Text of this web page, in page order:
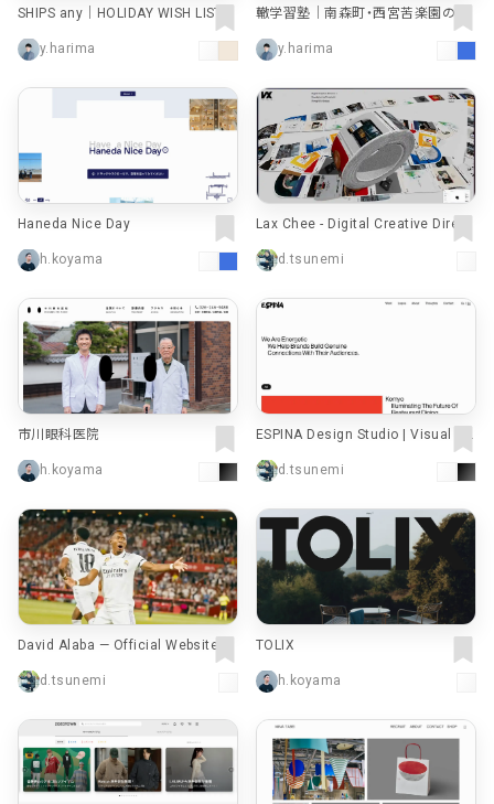
SHIPS any｜HOLIDAY WISH LISTs
y.harima
轍学習塾｜南森町・西宮苦楽園の学
y.harima
Haneda Nice Day
h.koyama
Lax Chee - Digital Creative Direct
d.tsunemi
市川眼科医院
h.koyama
ESPINA Design Studio | Visual St
d.tsunemi
David Alaba — Official Website
d.tsunemi
TOLIX
h.koyama